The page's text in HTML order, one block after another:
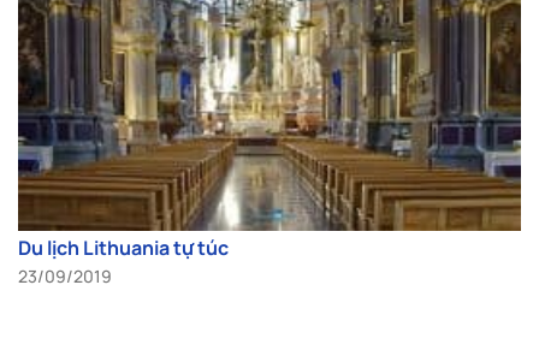
Du lịch Lithuania tự túc
23/09/2019